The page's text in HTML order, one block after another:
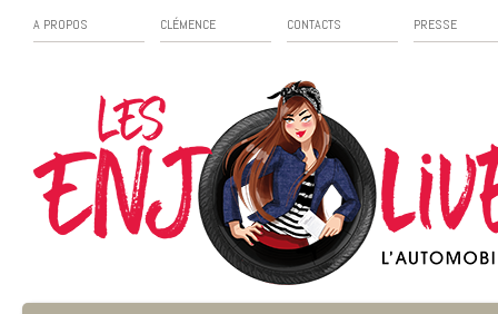
A PROPOS CLÉMENCE CONTACTS PRESSE